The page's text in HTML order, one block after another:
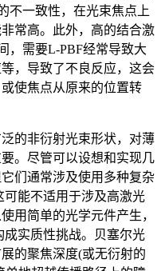
不一致性，在光束焦点上
常高。此外，高的结合激
，需要L-PBF经常导致大
，导致了不良反应，这会
使焦点从原来的位置转
的非衍射光束形状，对薄
。尽管可以设想和实现几
们通常涉及使用多种复杂
能不适用于涉及高激光
用简单的光学元件产生，
实质性挑战。贝塞尔光
的聚焦深度(或无衍射的